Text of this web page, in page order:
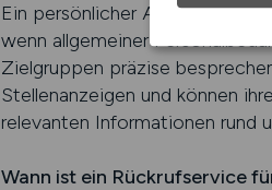
Ein persönlicher Austausch ist
wenn allgemeiner
Zielgruppen präzise
Stellenanzeigen und können
relevanten Informationen rund
Wann ist ein Rückrufservice